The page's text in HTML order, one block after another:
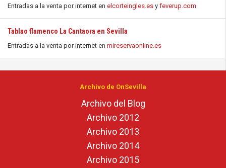
Entradas a la venta por internet en elcorteingles.es y feverup.com
Tablao flamenco La Cantaora en Sevilla
Entradas a la venta por internet en mireservaonline.es
Archivo de OnSevilla
Archivo del Blog
Archivo 2012
Archivo 2013
Archivo 2014
Archivo 2015